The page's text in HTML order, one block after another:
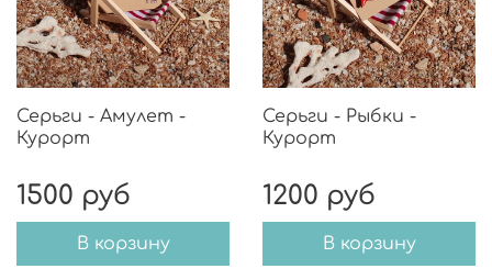
Серьги - Амулет -
Курорт
1500 руб
В корзину
Серьги - Рыбки -
Курорт
1200 руб
В корзину